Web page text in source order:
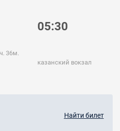
36м.
05:30
казанский вокзал
Найти билет